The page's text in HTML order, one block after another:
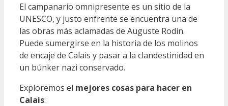
El campanario omnipresente es un sitio de la
UNESCO, y justo enfrente se encuentra una de
las obras más aclamadas de Auguste Rodin.
Puede sumergirse en la historia de los molinos
de encaje de Calais y pasar a la clandestinidad en
un búnker nazi conservado.
Exploremos el mejores cosas para hacer en
Calais: